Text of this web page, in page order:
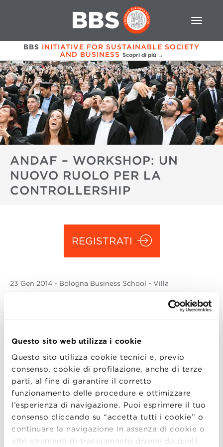
Questo sito web utilizza i cookie
Questo sito utilizza cookie tecnici e, previo
consenso, cookie di profilazione, anche di terze
parti, al fine di garantire il corretto
funzionamento delle procedure e ottimizzare
l’esperienza di navigazione. Puoi esprimere il tuo
consenso cliccando su “accetta tutti i cookie” o
continuare la navigazione in assenza di cookie o
altri strumenti di tracciamento diversi da quelli
BBS INITIATIVE FOR SUSTAINABLE SOCIETY
AND BUSINESS Scopri di più →
ANDAF – WORKSHOP: UN
NUOVO RUOLO PER LA
CONTROLLERSHIP
REGISTRATI
23 Gen 2014 - Bologna Business School - Villa
Graduate School ospiterà il workshop “Un
nuovo ruolo per la controllership: i sistemi di
cost management come strumento per creare
valore” organizzato da ANDAF Sezione
Emilia Romagna in collaborazione con
COSMAN, con il patrocinio di AIDP Emilia
Romagna ed Associazione Meccanica.